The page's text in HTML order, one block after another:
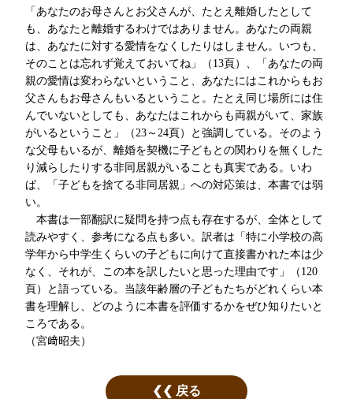
「あなたのお母さんとお父さんが、たとえ離婚したとして
も、あなたと離婚するわけではありません。あなたの両親
は、あなたに対する愛情をなくしたりはしません。いつも、
そのことは忘れず覚えておいてね」（13頁）、「あなたの両
親の愛情は変わらないということ、あなたにはこれからもお
父さんもお母さんもいるということ。たとえ同じ場所には住
んでいないとしても、あなたはこれからも両親がいて、家族
がいるということ」（23～24頁）と強調している。そのよう
な父母もいるが、離婚を契機に子どもとの関わりを無くした
り減らしたりする非同居親がいることも真実である。いわ
ば、「子どもを捨てる非同居親」への対応策は、本書では弱
い。
本書は一部翻訳に疑問を持つ点も存在するが、全体として
読みやすく、参考になる点も多い。訳者は「特に小学校の高
学年から中学生くらいの子どもに向けて直接書かれた本は少
なく、それが、この本を訳したいと思った理由です」（120
頁）と語っている。当該年齢層の子どもたちがどれくらい本
書を理解し、どのように本書を評価するかをぜひ知りたいと
ころである。
（宮﨑昭夫）
戻る